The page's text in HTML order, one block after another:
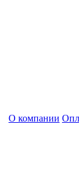
О компании